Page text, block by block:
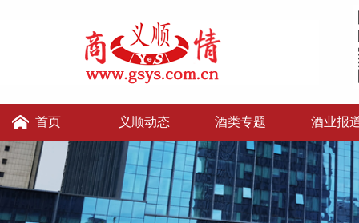
首页 义顺动态 酒类专题 酒业报
义顺讲堂 义顺老张的店 义顺酒便利